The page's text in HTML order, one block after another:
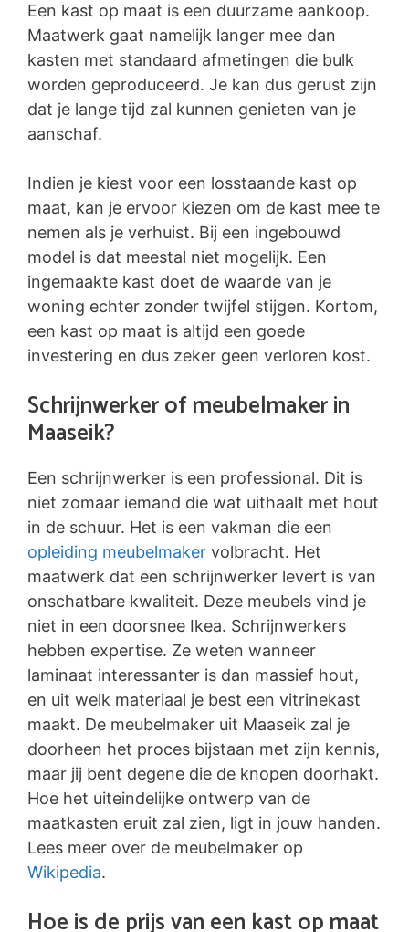
Een kast op maat is een duurzame aankoop.
Maatwerk gaat namelijk langer mee dan
kasten met standaard afmetingen die bulk
worden geproduceerd. Je kan dus gerust zijn
dat je lange tijd zal kunnen genieten van je
aanschaf.
Indien je kiest voor een losstaande kast op
maat, kan je ervoor kiezen om de kast mee te
nemen als je verhuist. Bij een ingebouwd
model is dat meestal niet mogelijk. Een
ingemaakte kast doet de waarde van je
woning echter zonder twijfel stijgen. Kortom,
een kast op maat is altijd een goede
investering en dus zeker geen verloren kost.
Schrijnwerker of meubelmaker in
Maaseik?
Een schrijnwerker is een professional. Dit is
niet zomaar iemand die wat uithaalt met hout
in de schuur. Het is een vakman die een
opleiding meubelmaker volbracht. Het
maatwerk dat een schrijnwerker levert is van
onschatbare kwaliteit. Deze meubels vind je
niet in een doorsnee Ikea. Schrijnwerkers
hebben expertise. Ze weten wanneer
laminaat interessanter is dan massief hout,
en uit welk materiaal je best een vitrinekast
maakt. De meubelmaker uit Maaseik zal je
doorheen het proces bijstaan met zijn kennis,
maar jij bent degene die de knopen doorhakt.
Hoe het uiteindelijke ontwerp van de
maatkasten eruit zal zien, ligt in jouw handen.
Lees meer over de meubelmaker op
Wikipedia.
Hoe is de prijs van een kast op maat